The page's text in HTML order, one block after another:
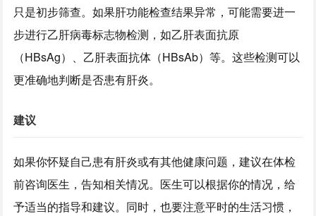
只是初步筛查。如果肝功能检查结果异常，可能需要进一
步进行乙肝病毒标志物检测，如乙肝表面抗原
（HBsAg）、乙肝表面抗体（HBsAb）等。这些检测可以
更准确地判断是否患有肝炎。
建议
如果你怀疑自己患有肝炎或有其他健康问题，建议在体检
前咨询医生，告知相关情况。医生可以根据你的情况，给
予适当的指导和建议。同时，也要注意平时的生活习惯，